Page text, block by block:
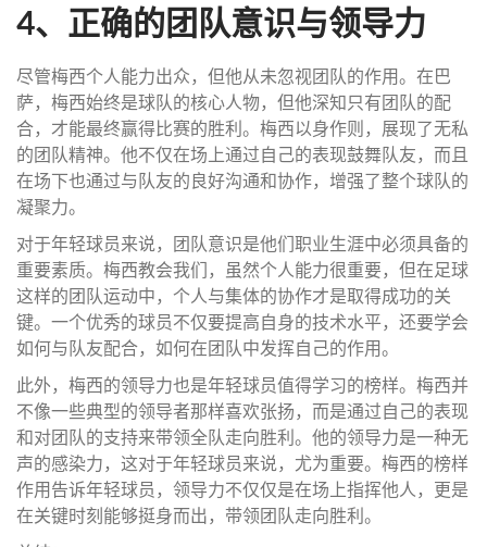
4、正确的团队意识与领导力
尽管梅西个人能力出众，但他从未忽视团队的作用。在巴
萨，梅西始终是球队的核心人物，但他深知只有团队的配
合，才能最终赢得比赛的胜利。梅西以身作则，展现了无私
的团队精神。他不仅在场上通过自己的表现鼓舞队友，而且
在场下也通过与队友的良好沟通和协作，增强了整个球队的
凝聚力。
对于年轻球员来说，团队意识是他们职业生涯中必须具备的
重要素质。梅西教会我们，虽然个人能力很重要，但在足球
这样的团队运动中，个人与集体的协作才是取得成功的关
键。一个优秀的球员不仅要提高自身的技术水平，还要学会
如何与队友配合，如何在团队中发挥自己的作用。
此外，梅西的领导力也是年轻球员值得学习的榜样。梅西并
不像一些典型的领导者那样喜欢张扬，而是通过自己的表现
和对团队的支持来带领全队走向胜利。他的领导力是一种无
声的感染力，这对于年轻球员来说，尤为重要。梅西的榜样
作用告诉年轻球员，领导力不仅仅是在场上指挥他人，更是
在关键时刻能够挺身而出，带领团队走向胜利。